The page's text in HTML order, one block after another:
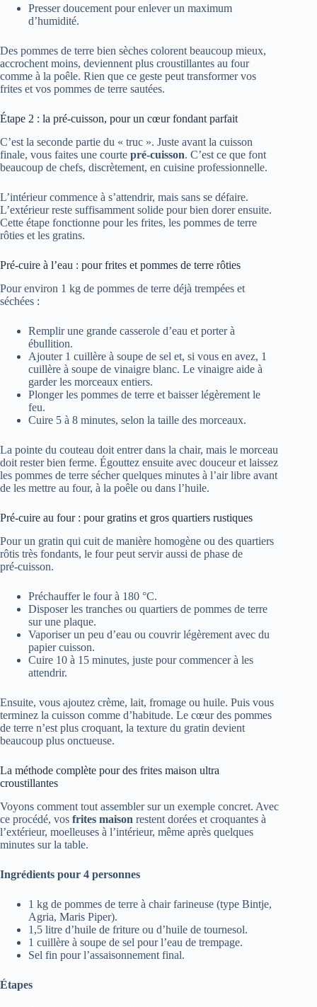
Presser doucement pour enlever un maximum
d’humidité.
Des pommes de terre bien sèches colorent beaucoup mieux,
accrochent moins, deviennent plus croustillantes au four
comme à la poêle. Rien que ce geste peut transformer vos
frites et vos pommes de terre sautées.
Étape 2 : la pré‑cuisson, pour un cœur fondant parfait
C’est la seconde partie du « truc ». Juste avant la cuisson
finale, vous faites une courte pré‑cuisson. C’est ce que font
beaucoup de chefs, discrètement, en cuisine professionnelle.
L’intérieur commence à s’attendrir, mais sans se défaire.
L’extérieur reste suffisamment solide pour bien dorer ensuite.
Cette étape fonctionne pour les frites, les pommes de terre
rôties et les gratins.
Pré‑cuire à l’eau : pour frites et pommes de terre rôties
Pour environ 1 kg de pommes de terre déjà trempées et
séchées :
Remplir une grande casserole d’eau et porter à
ébullition.
Ajouter 1 cuillère à soupe de sel et, si vous en avez, 1
cuillère à soupe de vinaigre blanc. Le vinaigre aide à
garder les morceaux entiers.
Plonger les pommes de terre et baisser légèrement le
feu.
Cuire 5 à 8 minutes, selon la taille des morceaux.
La pointe du couteau doit entrer dans la chair, mais le morceau
doit rester bien ferme. Égouttez ensuite avec douceur et laissez
les pommes de terre sécher quelques minutes à l’air libre avant
de les mettre au four, à la poêle ou dans l’huile.
Pré‑cuire au four : pour gratins et gros quartiers rustiques
Pour un gratin qui cuit de manière homogène ou des quartiers
rôtis très fondants, le four peut servir aussi de phase de
pré‑cuisson.
Préchauffer le four à 180 °C.
Disposer les tranches ou quartiers de pommes de terre
sur une plaque.
Vaporiser un peu d’eau ou couvrir légèrement avec du
papier cuisson.
Cuire 10 à 15 minutes, juste pour commencer à les
attendrir.
Ensuite, vous ajoutez crème, lait, fromage ou huile. Puis vous
terminez la cuisson comme d’habitude. Le cœur des pommes
de terre n’est plus croquant, la texture du gratin devient
beaucoup plus onctueuse.
La méthode complète pour des frites maison ultra
croustillantes
Voyons comment tout assembler sur un exemple concret. Avec
ce procédé, vos frites maison restent dorées et croquantes à
l’extérieur, moelleuses à l’intérieur, même après quelques
minutes sur la table.
Ingrédients pour 4 personnes
1 kg de pommes de terre à chair farineuse (type Bintje,
Agria, Maris Piper).
1,5 litre d’huile de friture ou d’huile de tournesol.
1 cuillère à soupe de sel pour l’eau de trempage.
Sel fin pour l’assaisonnement final.
Étapes